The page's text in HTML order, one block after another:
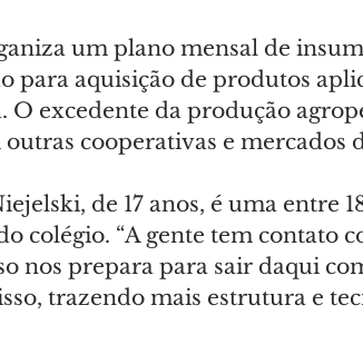
um plano mensal de
para aquisição de produtos
O excedente da produção
cooperativas e mercados
de 17 anos, é uma entre
colégio. “A gente tem contato
nos prepara para sair daqui
trazendo mais estrutura e